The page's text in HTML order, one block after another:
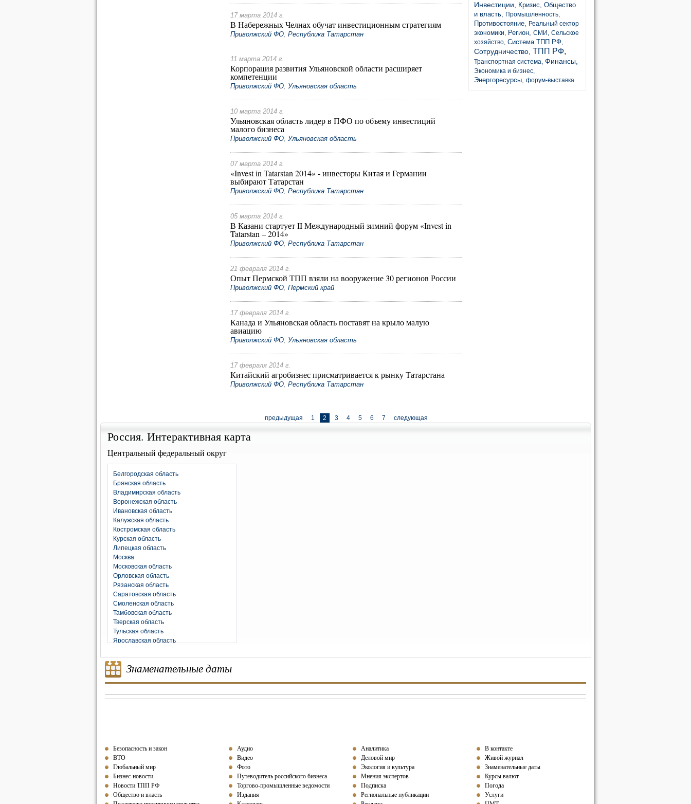
17 марта 2014 г.
В Набережных Челнах обучат инвестиционным стратегиям
Приволжский ФО, Республика Татарстан
11 марта 2014 г.
Корпорация развития Ульяновской области расширяет
компетенции
Приволжский ФО, Ульяновская область
10 марта 2014 г.
Ульяновская область лидер в ПФО по объему инвестиций
малого бизнеса
Приволжский ФО, Ульяновская область
07 марта 2014 г.
«Invest in Tatarstan 2014» - инвесторы Китая и Германии
выбирают Татарстан
Приволжский ФО, Республика Татарстан
05 марта 2014 г.
В Казани стартует II Международный зимний форум «Invest in
Tatarstan – 2014»
Приволжский ФО, Республика Татарстан
21 февраля 2014 г.
Опыт Пермской ТПП взяли на вооружение 30 регионов России
Приволжский ФО, Пермский край
17 февраля 2014 г.
Канада и Ульяновская область поставят на крыло малую
авиацию
Приволжский ФО, Ульяновская область
17 февраля 2014 г.
Китайский агробизнес присматривается к рынку Татарстана
Приволжский ФО, Республика Татарстан
предыдущая 1 2 3 4 5 6 7 следующая
Инвестиции, Кризис, Общество
и власть, Промышленность,
Противостояние, Реальный сектор
экономики, Регион, СМИ, Сельское
хозяйство, Система ТПП РФ,
Сотрудничество, ТПП РФ,
Транспортная система, Финансы,
Экономика и бизнес,
Энергоресурсы, форум-выставка
Россия. Интерактивная карта
Центральный федеральный округ
Белгородская область
Брянская область
Владимирская область
Воронежская область
Ивановская область
Калужская область
Костромская область
Курская область
Липецкая область
Москва
Московская область
Орловская область
Рязанская область
Саратовская область
Смоленская область
Тамбовская область
Тверская область
Тульская область
Ярославская область
Знаменательные даты
Безопасность и закон
ВТО
Глобальный мир
Бизнес-новости
Новости ТПП РФ
Общество и власть
Аудио
Видео
Фото
Путеводитель российского бизнеса
Торгово-промышленные ведомости
Издания
Аналитика
Деловой мир
Экология и культура
Мнения экспертов
Подписка
Региональные публикации
В контакте
Живой журнал
Знаменательные даты
Курсы валют
Погода
Услуги